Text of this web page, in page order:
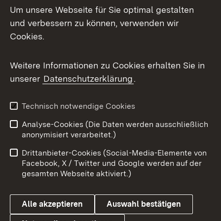
Mastodon
Messenger
Social Wall
X / Twitter
Youtube
Benutzungshinweise
Barrierefreiheit
Datenschutz
Cookies
Um unsere Webseite für Sie optimal gestalten
und verbessern zu können, verwenden wir
Cookies.
Weitere Informationen zu Cookies erhalten Sie in
unserer Datenschutzerklärung.
Technisch notwendige Cookies
Analyse-Cookies (Die Daten werden ausschließlich
anonymisiert verarbeitet.)
Drittanbieter-Cookies (Social-Media-Elemente von
Facebook, X / Twitter und Google werden auf der
gesamten Webseite aktiviert.)
Alle akzeptieren Auswahl bestätigen